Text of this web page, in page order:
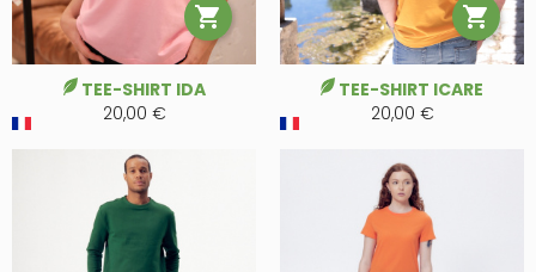

TEE-SHIRT IDA
20,00 €

TEE-SHIRT ICARE
20,00 €